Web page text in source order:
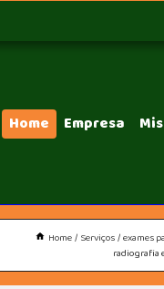
Home Empresa
Home Serviços exames
radiografia